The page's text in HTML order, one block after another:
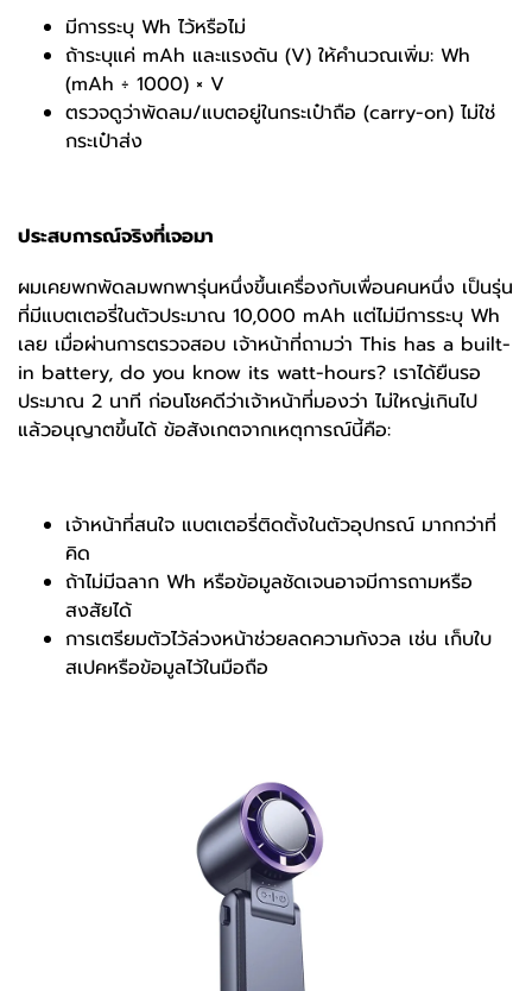
มีการระบุ Wh ไว้หรือไม่
ถ้าระบุแค่ mAh และแรงดัน (V) ให้คำนวณเพิ่ม: Wh
(mAh ÷ 1000) × V
ตรวจดูว่าพัดลม/แบตอยู่ในกระเป๋าถือ (carry-on) ไม่ใช่
กระเป๋าส่ง
ประสบการณ์จริงที่เจอมา
ผมเคยพกพัดลมพกพารุ่นหนึ่งขึ้นเครื่องกับเพื่อนคนหนึ่ง เป็นรุ่น
ที่มีแบตเตอรี่ในตัวประมาณ 10,000 mAh แต่ไม่มีการระบุ Wh
เลย เมื่อผ่านการตรวจสอบ เจ้าหน้าที่ถามว่า This has a built-
in battery, do you know its watt-hours? เราได้ยืนรอ
ประมาณ 2 นาที ก่อนโชคดีว่าเจ้าหน้าที่มองว่า ไม่ใหญ่เกินไป
แล้วอนุญาตขึ้นได้ ข้อสังเกตจากเหตุการณ์นี้คือ:
เจ้าหน้าที่สนใจ แบตเตอรี่ติดตั้งในตัวอุปกรณ์ มากกว่าที่
คิด
ถ้าไม่มีฉลาก Wh หรือข้อมูลชัดเจนอาจมีการถามหรือ
สงสัยได้
การเตรียมตัวไว้ล่วงหน้าช่วยลดความกังวล เช่น เก็บใบ
สเปคหรือข้อมูลไว้ในมือถือ